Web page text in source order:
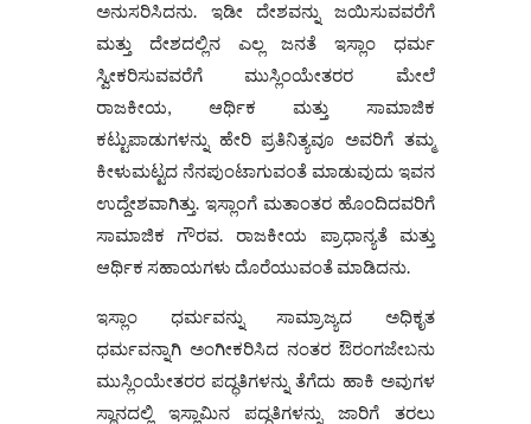
ಅನುಸರಿಸಿದನು. ಇಡೀ ದೇಶವನ್ನು ಜಯಿಸುವವರೆಗೆ
ಮತ್ತು ದೇಶದಲ್ಲಿನ ಎಲ್ಲ ಜನತೆ ಇಸ್ಲಾಂ ಧರ್ಮ
ಸ್ವೀಕರಿಸುವವರೆಗೆ ಮುಸ್ಲಿಂಯೇತರರ ಮೇಲೆ
ರಾಜಕೀಯ, ಆರ್ಥಿಕ ಮತ್ತು ಸಾಮಾಜಿಕ
ಕಟ್ಟುಪಾಡುಗಳನ್ನು ಹೇರಿ ಪ್ರತಿನಿತ್ಯವೂ ಅವರಿಗೆ ತಮ್ಮ
ಕೀಳುಮಟ್ಟದ ನೆನಪುಂಟಾಗುವಂತೆ ಮಾಡುವುದು ಇವನ
ಉದ್ದೇಶವಾಗಿತ್ತು. ಇಸ್ಲಾಂಗೆ ಮತಾಂತರ ಹೊಂದಿದವರಿಗೆ
ಸಾಮಾಜಿಕ ಗೌರವ. ರಾಜಕೀಯ ಪ್ರಾಧಾನ್ಯತೆ ಮತ್ತು
ಆರ್ಥಿಕ ಸಹಾಯಗಳು ದೊರೆಯುವಂತೆ ಮಾಡಿದನು.
ಇಸ್ಲಾಂ ಧರ್ಮವನ್ನು ಸಾಮ್ರಾಜ್ಯದ ಅಧಿಕೃತ
ಧರ್ಮವನ್ನಾಗಿ ಅಂಗೀಕರಿಸಿದ ನಂತರ ಔರಂಗಜೇಬನು
ಮುಸ್ಲಿಂಯೇತರರ ಪದ್ಧತಿಗಳನ್ನು ತೆಗೆದು ಹಾಕಿ ಅವುಗಳ
ಸ್ಥಾನದಲ್ಲಿ ಇಸ್ಲಾಮಿನ ಪದ್ಧತಿಗಳನ್ನು ಜಾರಿಗೆ ತರಲು